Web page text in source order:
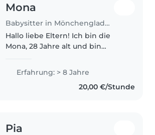
Mona
Babysitter in Mönchengladbach
Hallo liebe Eltern! Ich bin die
Mona, 28 Jahre alt und bin
zurück - dort habe ich fast 2
Jahre lang als Au Pair gearbeitet,
also habe ich so einige
Erfahrung: > 8 Jahre
20,00 €/Stunde
Pia